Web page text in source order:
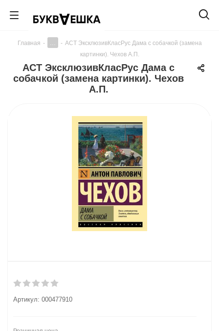
Главная - - АСТ ЭксклюзивКласРус Дама с собачкой (замена
картинки). Чехов А.П.
АСТ ЭксклюзивКласРус Дама с
собачкой (замена картинки). Чехов
А.П.
Артикул: 000477910